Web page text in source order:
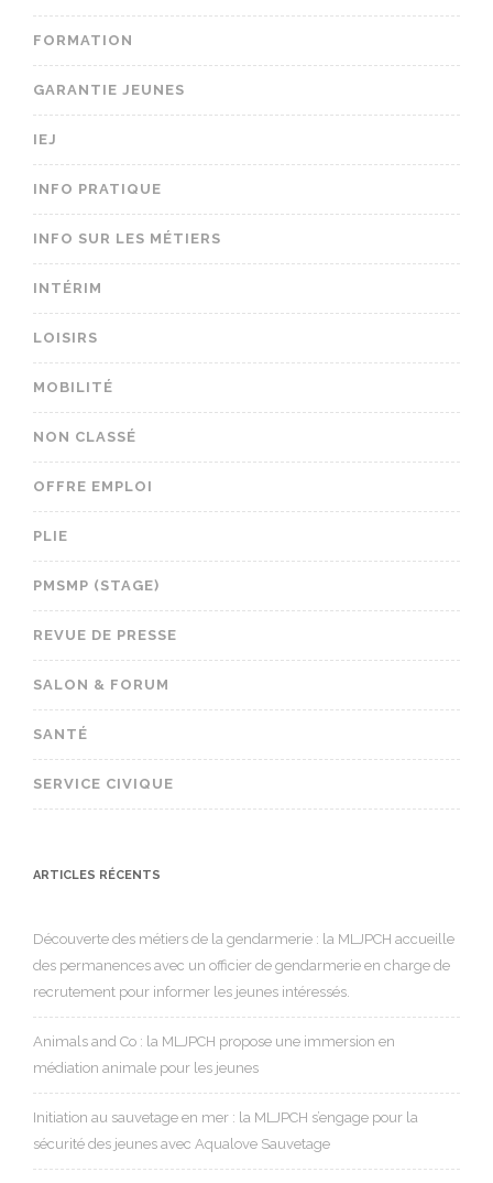
FORMATION
GARANTIE JEUNES
IEJ
INFO PRATIQUE
INFO SUR LES MÉTIERS
INTÉRIM
LOISIRS
MOBILITÉ
NON CLASSÉ
OFFRE EMPLOI
PLIE
PMSMP (STAGE)
REVUE DE PRESSE
SALON & FORUM
SANTÉ
SERVICE CIVIQUE
ARTICLES RÉCENTS
Découverte des métiers de la gendarmerie : la MLJPCH accueille
des permanences avec un officier de gendarmerie en charge de
recrutement pour informer les jeunes intéressés.
Animals and Co : la MLJPCH propose une immersion en
médiation animale pour les jeunes
Initiation au sauvetage en mer : la MLJPCH s’engage pour la
sécurité des jeunes avec Aqualove Sauvetage